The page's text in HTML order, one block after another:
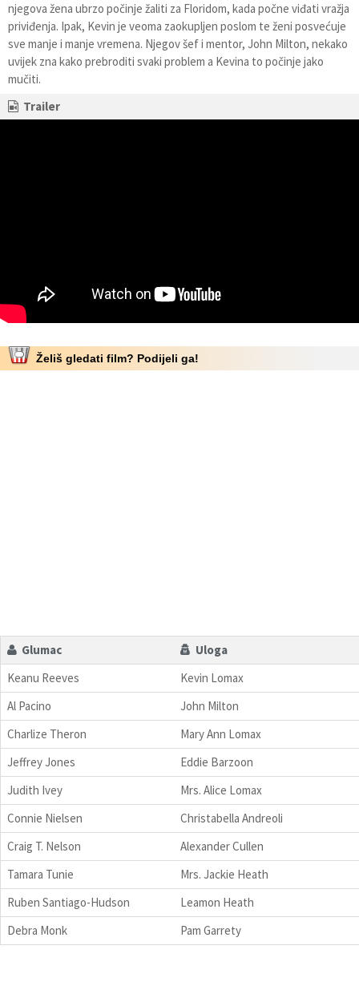
njegova žena ubrzo počinje žaliti za Floridom, kada počne viđati vražja
priviđenja. Ipak, Kevin je veoma zaokupljen poslom te ženi posvećuje
sve manje i manje vremena. Njegov šef i mentor, John Milton, nekako
uvijek zna kako prebroditi svaki problem a Kevina to počinje jako
mučiti.
Trailer
Želiš gledati film? Podijeli ga!
Glumac
Uloga
Keanu Reeves
Kevin Lomax
Al Pacino
John Milton
Charlize Theron
Mary Ann Lomax
Jeffrey Jones
Eddie Barzoon
Judith Ivey
Mrs. Alice Lomax
Connie Nielsen
Christabella Andreoli
Craig T. Nelson
Alexander Cullen
Tamara Tunie
Mrs. Jackie Heath
Ruben Santiago-Hudson
Leamon Heath
Debra Monk
Pam Garrety